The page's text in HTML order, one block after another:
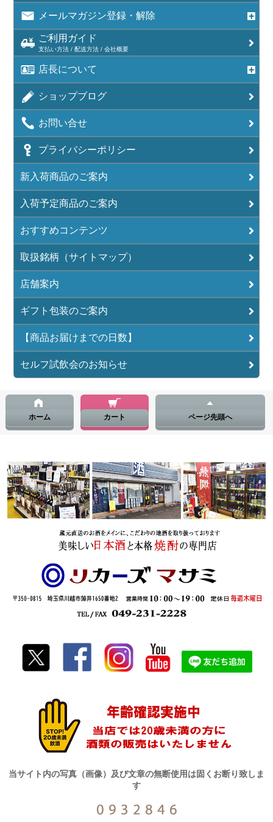
メールマガジン登録・解除
ご利用ガイド
支払い方法 / 配送方法 / 会社概要
店長について
ショップブログ
お問い合せ
プライバシーポリシー
新入荷商品のご案内
入荷予定商品のご案内
おすすめコンテンツ
取扱銘柄（サイトマップ）
店舗案内
ギフト包装のご案内
【商品お届けまでの日数】
セルフ試飲会のお知らせ
ホーム カート ページ先頭へ
当サイト内の写真（画像）及び文章の無断使用は固くお断り致しま
す